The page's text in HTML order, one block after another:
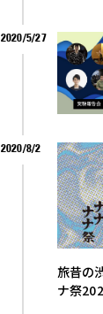
2020/5/27
2020/8/2
旅昔の
ナ祭